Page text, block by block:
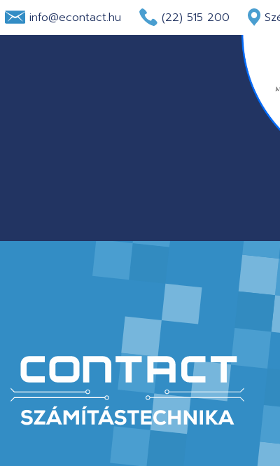
info@econtact.hu (22) 515 200